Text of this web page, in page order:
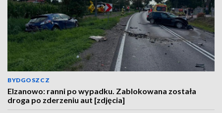
BYDGOSZCZ
Elzanowo: ranni po wypadku. Zablokowana została
droga po zderzeniu aut [zdjęcia]